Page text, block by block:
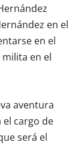
en el
en el
en el
aventura
el cargo de
será el